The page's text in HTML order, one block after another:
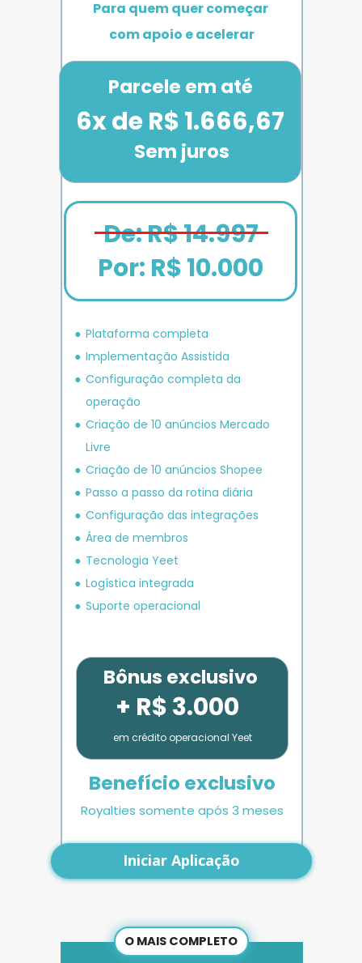
O MAIS COMPLETO
Parcele em até
Plataforma completa
Implementação Assistida
Configuração completa da
operação
Criação de 10 anúncios Mercado
Livre
Criação de 10 anúncios Shopee
Passo a passo da rotina diária
Configuração das integrações
Área de membros
Tecnologia Yeet
Logística integrada
Suporte operacional
Iniciar Aplicação
6x de R$ 1.666,67
Sem juros
Para quem quer começar
com apoio e acelerar
De: R$ 14.997
Por: R$ 10.000
Bônus exclusivo
+ R$ 3.000
em crédito operacional Yeet
Benefício exclusivo
Royalties somente após 3 meses